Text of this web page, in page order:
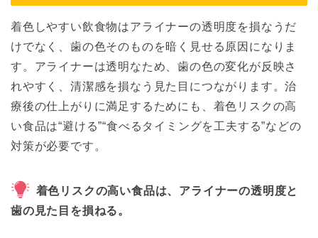
着色しやすい飲食物はアライナーの透明度を損なうだ
けでなく、歯の色そのものを暗く見せる原因になりま
す。アライナーは透明なため、歯の色の変化が反映さ
れやすく、清潔感を損なう見た目につながります。治
療後の仕上がりに満足するためにも、着色リスクの高
い食品は“避ける”“食べるタイミングを工夫する”などの
対策が必要です。
着色リスクの高い食品は、アライナーの透明度と
歯の見た目を損ねる。